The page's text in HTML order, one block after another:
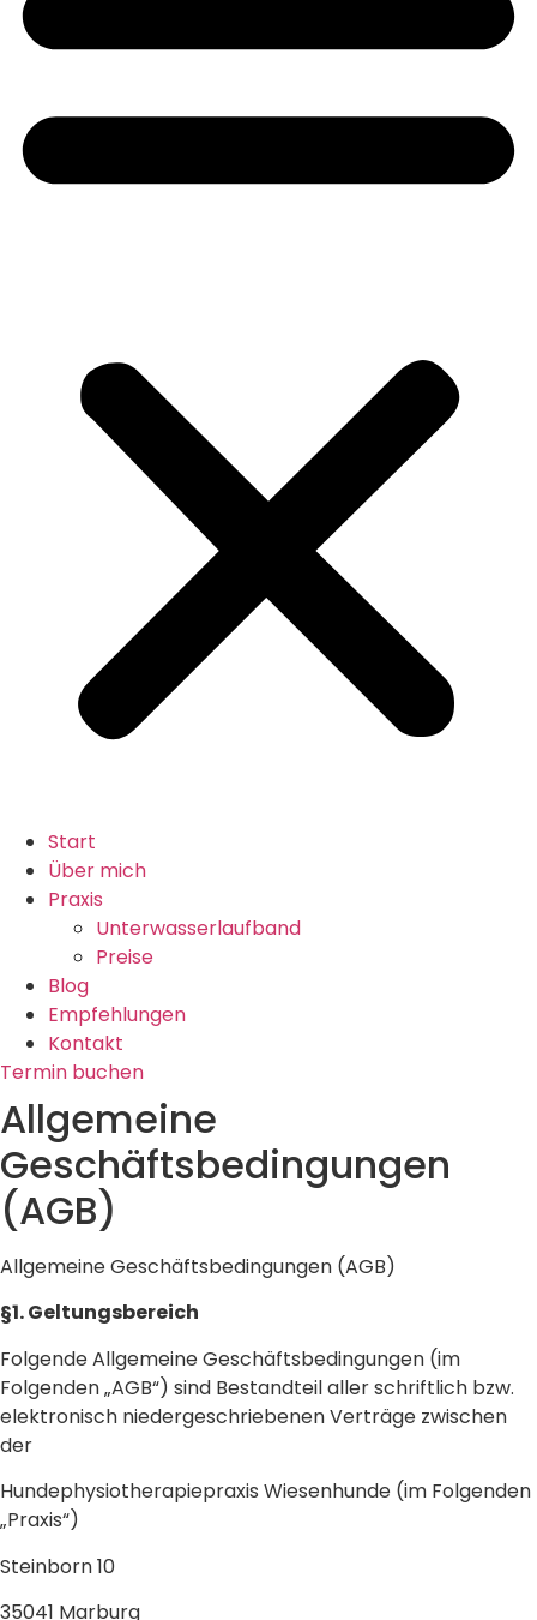
Start
Über mich
Praxis
Unterwasserlaufband
Preise
Blog
Empfehlungen
Kontakt
Termin buchen
Allgemeine
Geschäftsbedingungen
(AGB)
Allgemeine Geschäftsbedingungen (AGB)
§1. Geltungsbereich
Folgende Allgemeine Geschäftsbedingungen (im
Folgenden „AGB“) sind Bestandteil aller schriftlich bzw.
elektronisch niedergeschriebenen Verträge zwischen
der
Hundephysiotherapiepraxis Wiesenhunde (im Folgenden
„Praxis“)
Steinborn 10
35041 Marburg